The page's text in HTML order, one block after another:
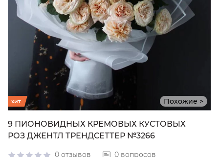
Похожие >
хит
9 ПИОНОВИДНЫХ КРЕМОВЫХ КУСТОВЫХ
РОЗ ДЖЕНТЛ ТРЕНДСЕТТЕР №3266
0 отзывов 0 вопросов